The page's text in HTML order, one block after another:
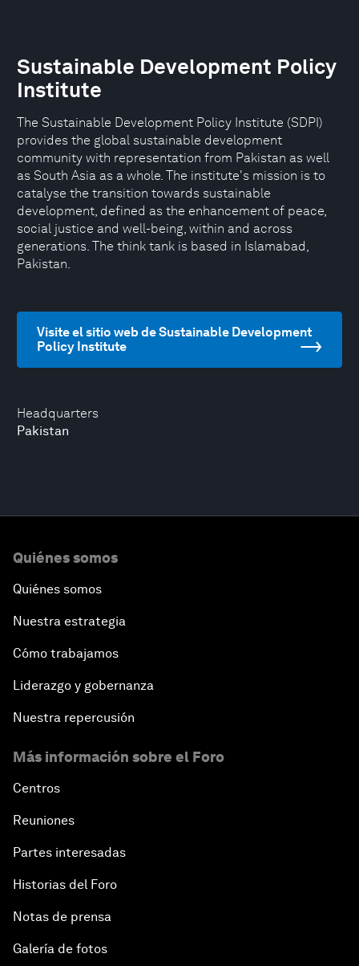
Headquarters
Pakistan
Sustainable Development Policy
Institute
The Sustainable Development Policy Institute (SDPI)
provides the global sustainable development
community with representation from Pakistan as well
as South Asia as a whole. The institute's mission is to
catalyse the transition towards sustainable
development, defined as the enhancement of peace,
social justice and well-being, within and across
generations. The think tank is based in Islamabad,
Pakistan.
Visite el sitio web de Sustainable Development
Policy Institute
Quiénes somos
Quiénes somos
Nuestra estrategia
Cómo trabajamos
Liderazgo y gobernanza
Nuestra repercusión
Más información sobre el Foro
Centros
Reuniones
Partes interesadas
Historias del Foro
Notas de prensa
Galería de fotos